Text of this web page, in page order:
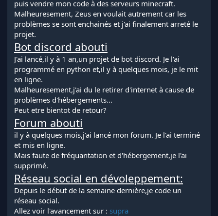
puis vendre mon code à des serveurs minecraft.
Malheuresement, Zeus en voulait autrement car les
problèmes se sont enchainés et j'ai finalement arreté le
projet.
Bot discord abouti
J'ai lancé,il y à 1 an,un projet de bot discord. Je l'ai
programmé en python et,il y à quelques mois, je le mit
en ligne.
Malheuresement,j'ai du le retirer d'internet à cause de
problèmes d'hébergements...
Peut etre bientot de retour?
Forum abouti
il y à quelques mois,j'ai lancé mon forum. Je l'ai terminé
et mis en ligne.
Mais faute de fréquantation et d'hébergement,je l'ai
supprimé.
Réseau social en dévoleppement:
Depuis le début de la semaine dernière,je code un
réseau social.
Allez voir l'avancement sur : supra